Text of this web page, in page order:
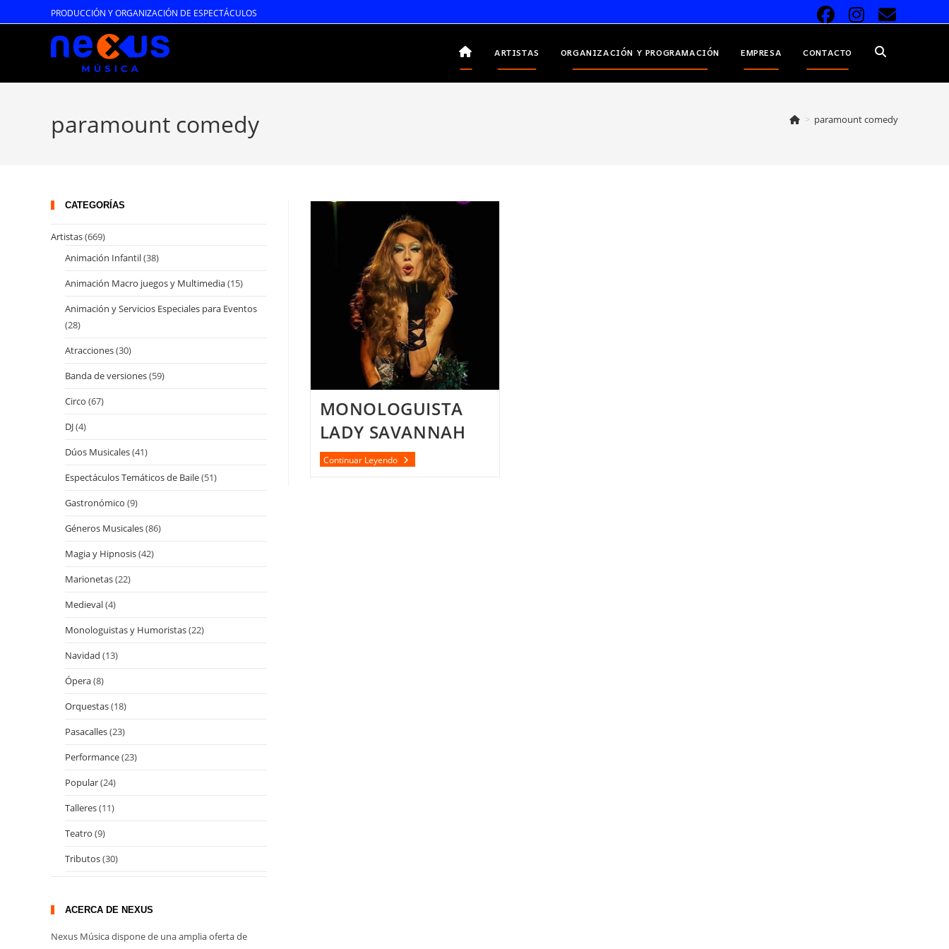
al
PRODUCCIÓN Y ORGANIZACIÓN DE ESPECTÁCULOS
ARTISTAS ORGANIZACIÓN Y PROGRAMACIÓN EMPRESA CONTACTO ALTERNAR
BÚSQUEDA
paramount comedy > paramount comedy
MONOLOGUISTA
LADY SAVANNAH
Continuar LeyendoMONOLOGUISTA
LADY
CATEGORÍAS
Artistas(669)
Animación Infantil(38)
Animación Macro juegos y Multimedia(15)
Animación y Servicios Especiales para Eventos
(28)
Atracciones(30)
Banda de versiones(59)
Circo (67)
DJ(4)
Dúos Musicales(41)
Espectáculos Temáticos de Baile(51)
Gastronómico (9)
Géneros Musicales(86)
Magia y Hipnosis(42)
Marionetas(22)
Medieval(4)
Monologuistas y Humoristas(22)
Navidad (13)
Ópera(8)
Orquestas(18)
Pasacalles(23)
Performance(23)
Popular(24)
Talleres(11)
Teatro (9)
Tributos(30)
ACERCA DE NEXUS
Nexus Música dispone de una amplia oferta de